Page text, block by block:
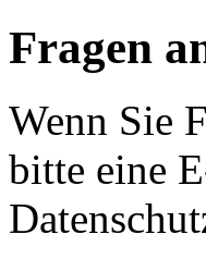
Fragen
Wenn Sie
bitte eine